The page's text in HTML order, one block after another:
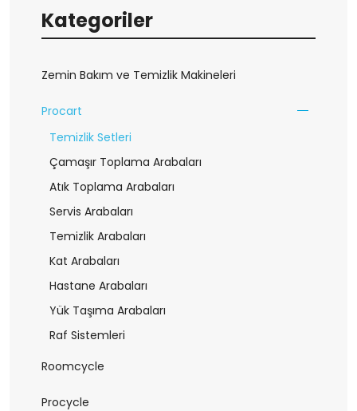
Kategoriler
Zemin Bakım ve Temizlik Makineleri
Procart
Temizlik Setleri
Çamaşır Toplama Arabaları
Atık Toplama Arabaları
Servis Arabaları
Temizlik Arabaları
Kat Arabaları
Hastane Arabaları
Yük Taşıma Arabaları
Raf Sistemleri
Roomcycle
Procycle